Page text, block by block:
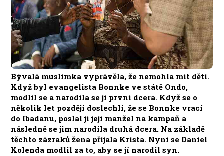
Bývalá muslimka vyprávěla, že nemohla mít děti.
Když byl evangelista Bonnke ve státě Ondo,
modlil se a narodila se jí první dcera. Když se o
několik let později doslechli, že se Bonnke vrací
do Ibadanu, poslal jí její manžel na kampaň a
následně se jim narodila druhá dcera. Na základě
těchto zázraků žena přijala Krista. Nyní se Daniel
Kolenda modlil za to, aby se jí narodil syn.